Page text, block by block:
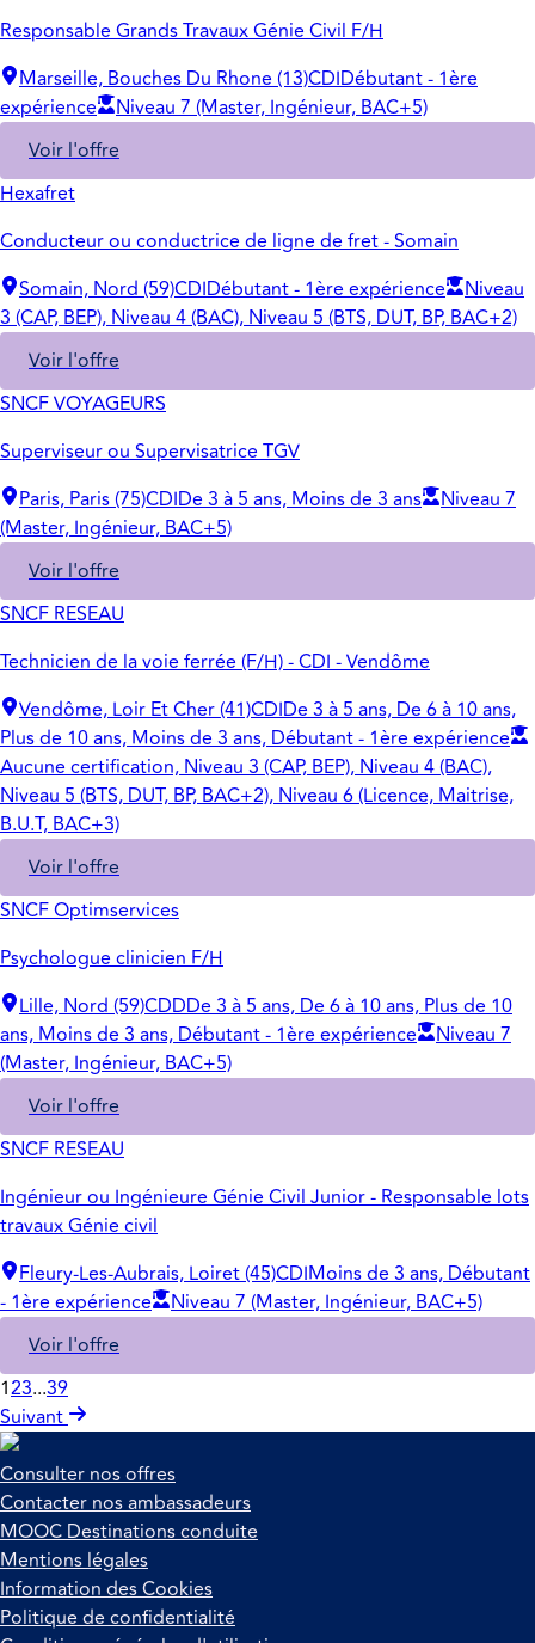
Responsable Grands Travaux Génie Civil F/H
Marseille, Bouches Du Rhone (13)CDIDébutant - 1ère
expérience
Niveau 7 (Master, Ingénieur, BAC+5)
Voir l'offre
Hexafret
Conducteur ou conductrice de ligne de fret - Somain
Somain, Nord (59)CDIDébutant - 1ère expérience
Niveau
3 (CAP, BEP), Niveau 4 (BAC), Niveau 5 (BTS, DUT, BP, BAC+2)
Voir l'offre
SNCF VOYAGEURS
Superviseur ou Supervisatrice TGV
Paris, Paris (75)CDIDe 3 à 5 ans, Moins de 3 ans
Niveau 7
(Master, Ingénieur, BAC+5)
Voir l'offre
SNCF RESEAU
Technicien de la voie ferrée (F/H) - CDI - Vendôme
Vendôme, Loir Et Cher (41)CDIDe 3 à 5 ans, De 6 à 10 ans,
Plus de 10 ans, Moins de 3 ans, Débutant - 1ère expérience
Aucune certification, Niveau 3 (CAP, BEP), Niveau 4 (BAC),
Niveau 5 (BTS, DUT, BP, BAC+2), Niveau 6 (Licence, Maitrise,
B.U.T, BAC+3)
Voir l'offre
SNCF Optimservices
Psychologue clinicien F/H
Lille, Nord (59)CDDDe 3 à 5 ans, De 6 à 10 ans, Plus de 10
ans, Moins de 3 ans, Débutant - 1ère expérience
Niveau 7
(Master, Ingénieur, BAC+5)
Voir l'offre
SNCF RESEAU
Ingénieur ou Ingénieure Génie Civil Junior - Responsable lots
travaux Génie civil
Fleury-Les-Aubrais, Loiret (45)CDIMoins de 3 ans, Débutant
- 1ère expérience
Niveau 7 (Master, Ingénieur, BAC+5)
Voir l'offre
123...39
Suivant
Consulter nos offres
Contacter nos ambassadeurs
MOOC Destinations conduite
Mentions légales
Information des Cookies
Politique de confidentialité